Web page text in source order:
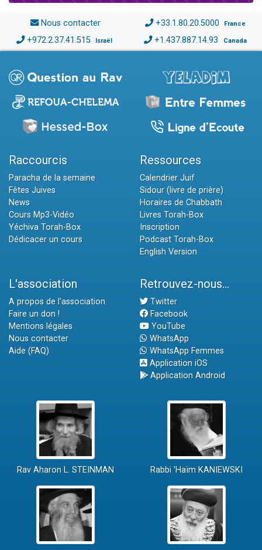
Nous contacter +33.1.80.20.5000 France
+972.2.37.41.515 Israël +1.437.887.14.93 Canada
Raccourcis
Paracha de la semaine
Fêtes Juives
News
Cours Mp3-Vidéo
Yéchiva Torah-Box
Dédicacer un cours
Ressources
Calendrier Juif
Sidour (livre de prière)
Horaires de Chabbath
Livres Torah-Box
Inscription
Podcast Torah-Box
English Version
L'association
A propos de l'association
Faire un don !
Mentions légales
Nous contacter
Aide (FAQ)
Retrouvez-nous...
Twitter
Facebook
YouTube
WhatsApp
WhatsApp Femmes
Application iOS
Application Android
Rav Aharon L. STEINMAN Rabbi 'Haïm KANIEWSKI